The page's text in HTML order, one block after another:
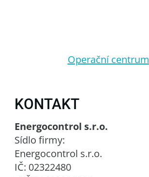
Operační centrum
KONTAKT
Energocontrol s.r.o.
Sídlo firmy:
Energocontrol s.r.o.
IČ: 02322480